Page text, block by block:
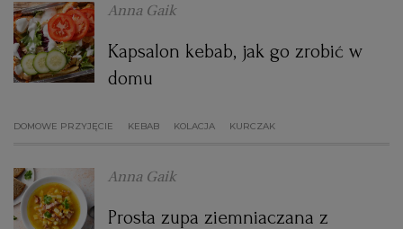
Anna Gaik
Kapsalon kebab, jak go zrobić w
domu
DOMOWE PRZYJĘCIE KEBAB KOLACJA KURCZAK
Anna Gaik
Prosta zupa ziemniaczana z